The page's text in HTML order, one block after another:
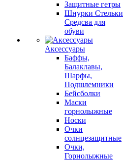
Защитные гетры
Шнурки Стельки
Средсва для
обуви
Аксессуары
Баффы,
Балаклавы,
Шарфы,
Подшлемники
Бейсболки
Маски
горнолыжные
Носки
Очки
солнцезащитные
Очки,
Горнолыжные